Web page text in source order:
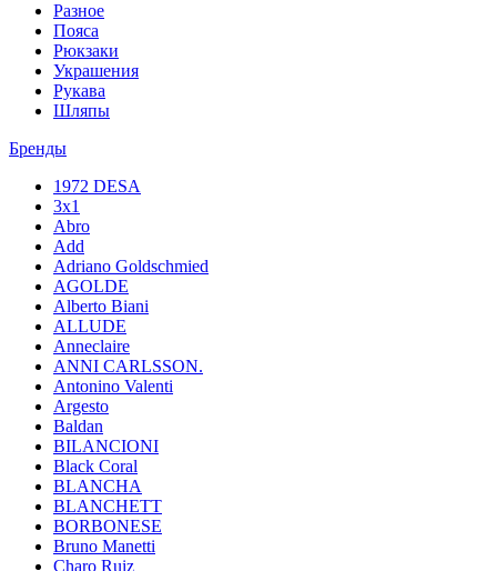
Разное
Пояса
Рюкзаки
Украшения
Рукава
Шляпы
Бренды
1972 DESA
3x1
Abro
Add
Adriano Goldschmied
AGOLDE
Alberto Biani
ALLUDE
Anneclaire
ANNI CARLSSON.
Antonino Valenti
Argesto
Baldan
BILANCIONI
Black Coral
BLANCHA
BLANCHETT
BORBONESE
Bruno Manetti
Charo Ruiz